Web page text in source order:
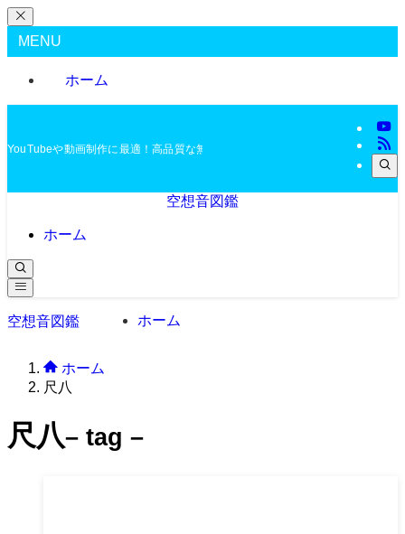
MENU
ホーム
YouTubeや動画制作に最適！高品質な無料BGMを配布中
空想音図鑑
ホーム
空想音図鑑 ホーム
ホーム
尺八
尺八– tag –